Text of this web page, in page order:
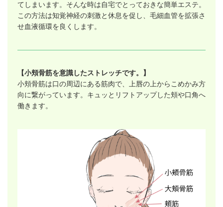
てしまいます。そんな時は自宅でとっておきな簡単エステ。
この方法は知覚神経の刺激と休息を促し、毛細血管を拡張さ
せ血液循環を良くします。
【小頬骨筋を意識したストレッチです。】
小頬骨筋は口の周辺にある筋肉で、上唇の上からこめかみ方
向に繋がっています。キュッとリフトアップした頬や口角へ
働きます。